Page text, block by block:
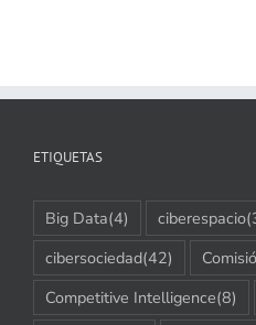
ETIQUETAS
Big Data(4) ciberespacio
cibersociedad(42)
Competitive Intelligence(8)